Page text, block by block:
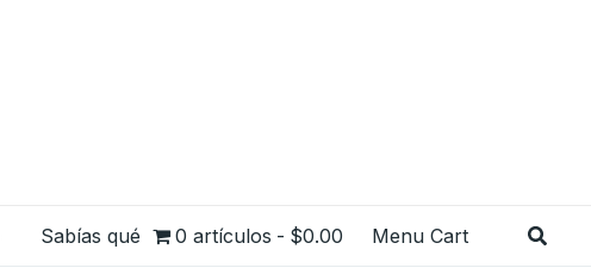
Sabías qué 0 artículos $0.00 Menu Cart